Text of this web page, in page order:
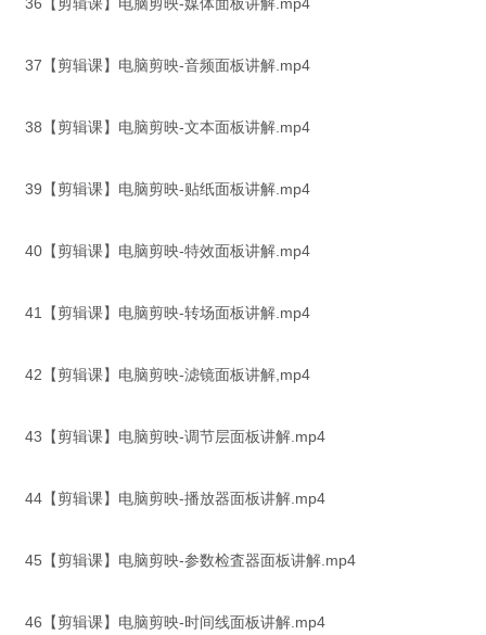
37【剪辑课】电脑剪映-音频面板讲解.mp4
38【剪辑课】电脑剪映-文本面板讲解.mp4
39【剪辑课】电脑剪映-贴纸面板讲解.mp4
40【剪辑课】电脑剪映-特效面板讲解.mp4
41【剪辑课】电脑剪映-转场面板讲解.mp4
42【剪辑课】电脑剪映-滤镜面板讲解,mp4
43【剪辑课】电脑剪映-调节层面板讲解.mp4
44【剪辑课】电脑剪映-播放器面板讲解.mp4
45【剪辑课】电脑剪映-参数检査器面板讲解.mp4
46【剪辑课】电脑剪映-时间线面板讲解.mp4